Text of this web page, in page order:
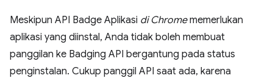
Meskipun API Badge Aplikasi di Chromememerlukan
aplikasi yang diinstal, Anda tidak boleh membuat
panggilan ke Badging API bergantung pada status
penginstalan. Cukup panggil API saat ada, karena